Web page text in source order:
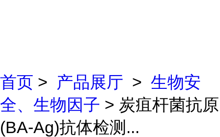
首页 > 产品展厅 > 生物安
全、生物因子 > 炭疽杆菌抗原
(BA-Ag)抗体检测...